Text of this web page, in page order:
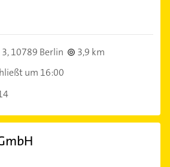
10789 Berlin
3,9 km
um 16:00